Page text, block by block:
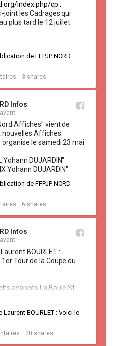
index.php/cp...
joint les Cadrages qui
plus tard le 12 juillet
de Zone qui se jouera
3 shares
Infos
Affiches" vient de
nouvelles Affiches.
organise le samedi 23 mai
Yohann DUJARDIN"
Yohann DUJARDIN"
6 shares
Infos
BOURLET :
Tour de la Coupe du
avancés La Boule St
surlignés en
Gravelines et la BJ
20 shares